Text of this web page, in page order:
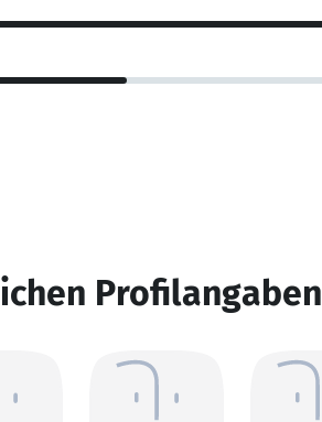
Profilangaben